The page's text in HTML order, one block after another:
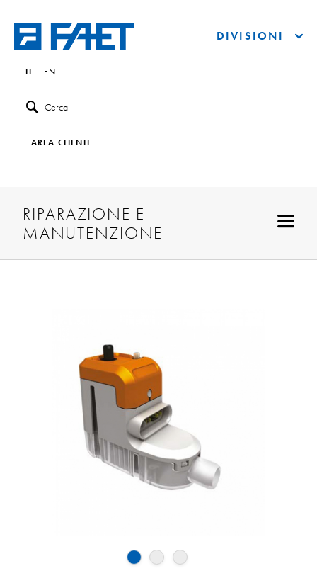
IT EN
Cerca
AREA CLIENTI
DIVISIONI
RIPARAZIONE E
MANUTENZIONE